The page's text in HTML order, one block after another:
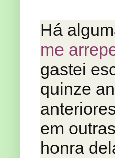
Há
me
gastei
quinze
em
honra